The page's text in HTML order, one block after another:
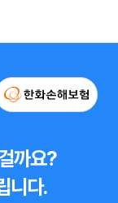
까요?
니다.